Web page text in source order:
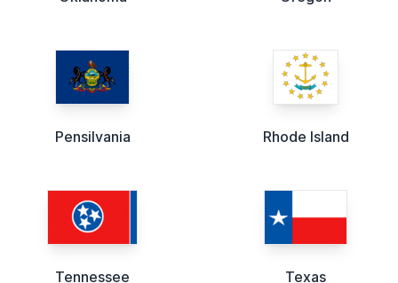
Pensilvania Rhode Island
Tennessee Texas